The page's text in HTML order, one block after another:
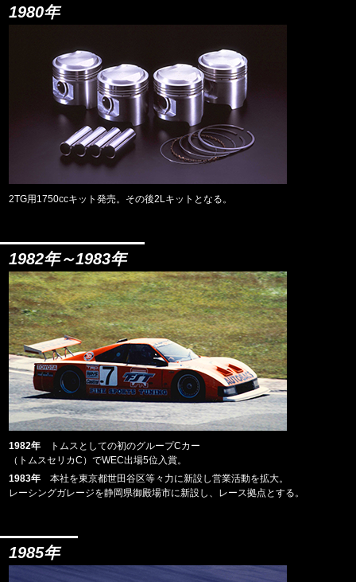
1980年
2TG用1750ccキット発売。その後2Lキットとなる。
1982年～1983年
1982年 トムスとしての初のグループCカー
（トムスセリカC）でWEC出場5位入賞。
1983年 本社を東京都世田谷区等々力に新設し営業活動を拡大。
レーシングガレージを静岡県御殿場市に新設し、レース拠点とする。
1985年